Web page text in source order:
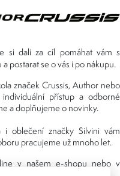
si dali za cíl pomáhat vám s
postarat se o vás i po nákupu.
značek Crussis, Author nebo
přístup a odborné
a doplňujeme o novinky.
oblečení značky Silvini vám
pracujeme už mnoho let.
v našem e-shopu nebo v